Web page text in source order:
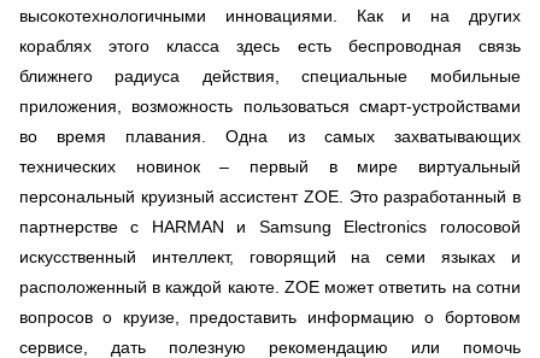
высокотехнологичными инновациями. Как и на других
кораблях этого класса здесь есть беспроводная связь
ближнего радиуса действия, специальные мобильные
приложения, возможность пользоваться смарт-устройствами
во время плавания. Одна из самых захватывающих
технических новинок – первый в мире виртуальный
персональный круизный ассистент ZOE. Это разработанный в
партнерстве с HARMAN и Samsung Electronics голосовой
искусственный интеллект, говорящий на семи языках и
расположенный в каждой каюте. ZOE может ответить на сотни
вопросов о круизе, предоставить информацию о бортовом
сервисе, дать полезную рекомендацию или помочь